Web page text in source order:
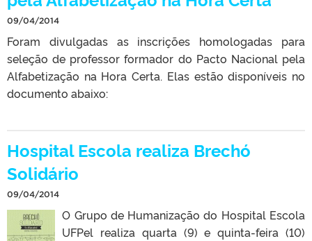
09/04/2014
Foram divulgadas as inscrições homologadas para
seleção de professor formador do Pacto Nacional pela
Alfabetização na Hora Certa. Elas estão disponíveis no
documento abaixo:
Hospital Escola realiza Brechó
Solidário
09/04/2014
O Grupo de Humanização do Hospital Escola
UFPel realiza quarta (9) e quinta-feira (10)